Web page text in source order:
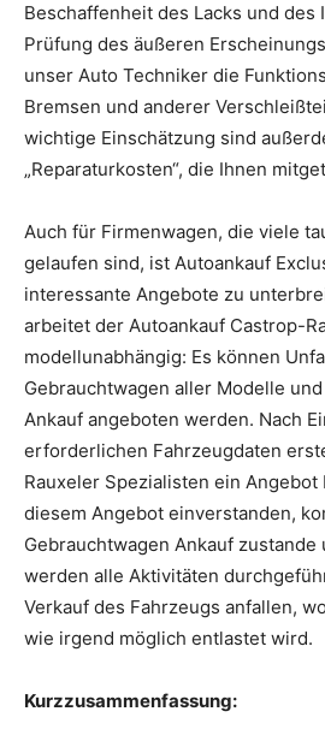
Beschaffenheit des Lacks und des
Prüfung des äußeren
unser Auto Techniker die
Bremsen und anderer
wichtige Einschätzung sind
„Reparaturkosten“, die Ihnen
Auch für Firmenwagen, die viele
gelaufen sind, ist Autoankauf
interessante Angebote zu
arbeitet der Autoankauf Castrop-
modellunabhängig: Es können
Gebrauchtwagen aller Modelle
Ankauf angeboten werden. Nach
erforderlichen Fahrzeugdaten
Rauxeler Spezialisten ein Angebot
diesem Angebot einverstanden,
Gebrauchtwagen Ankauf zustande
werden alle Aktivitäten
Verkauf des Fahrzeugs anfallen,
wie irgend möglich entlastet wird.
Kurzzusammenfassung: